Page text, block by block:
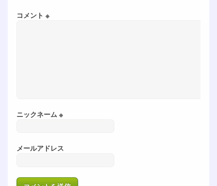
コメント ※
ニックネーム ※
メールアドレス